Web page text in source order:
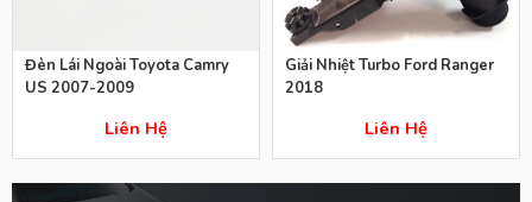
Đèn Lái Ngoài Toyota Camry
US 2007-2009
Liên Hệ
Giải Nhiệt Turbo Ford Ranger
2018
Liên Hệ